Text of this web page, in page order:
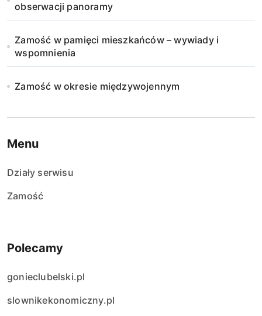
obserwacji panoramy
Zamość w pamięci mieszkańców – wywiady i
wspomnienia
Zamość w okresie międzywojennym
Menu
Działy serwisu
Zamość
Polecamy
gonieclubelski.pl
slownikekonomiczny.pl